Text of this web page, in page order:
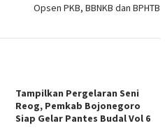
Opsen PKB, BBNKB dan BPHTB
Tampilkan Pergelaran Seni
Reog, Pemkab Bojonegoro
Siap Gelar Pantes Budal Vol 6